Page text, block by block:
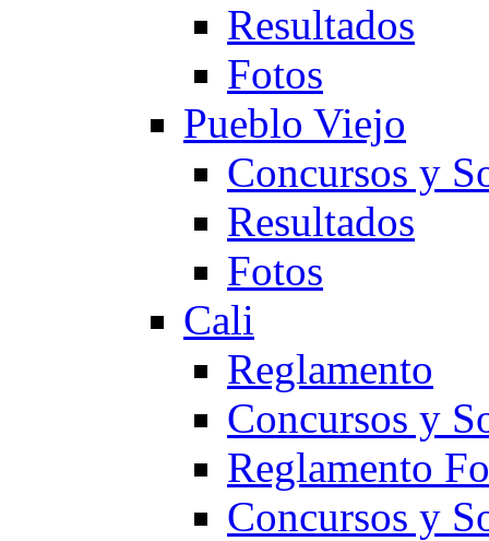
Resultados
Fotos
Pueblo Viejo
Concursos y
Resultados
Fotos
Cali
Reglamento
Concursos y
Reglamento
Concursos y